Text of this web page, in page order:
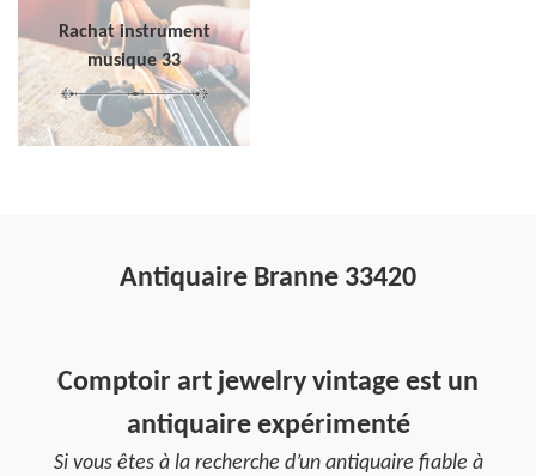
Rachat instrument
musique 33
Antiquaire Branne 33420
Comptoir art jewelry vintage est un
antiquaire expérimenté
Si vous êtes à la recherche d’un antiquaire fiable à